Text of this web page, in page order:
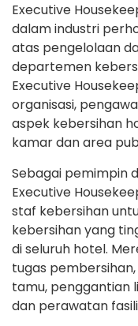
Executive
dalam industri
atas pengelolaan
departemen
Executive
organisasi,
aspek kebersihan
kamar dan area
Sebagai pemimpin
Executive
staf kebersihan
kebersihan yang
di seluruh hotel.
tugas
tamu, penggantian
dan perawatan